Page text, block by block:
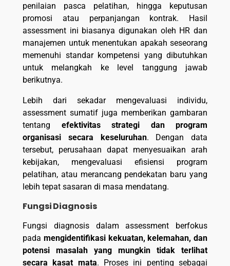
penilaian pasca pelatihan, hingga keputusan
promosi atau perpanjangan kontrak. Hasil
assessment ini biasanya digunakan oleh HR dan
manajemen untuk menentukan apakah seseorang
memenuhi standar kompetensi yang dibutuhkan
untuk melangkah ke level tanggung jawab
berikutnya.
Lebih dari sekadar mengevaluasi individu,
assessment sumatif juga memberikan gambaran
tentang efektivitas strategi dan program
organisasi secara keseluruhan. Dengan data
tersebut, perusahaan dapat menyesuaikan arah
kebijakan, mengevaluasi efisiensi program
pelatihan, atau merancang pendekatan baru yang
lebih tepat sasaran di masa mendatang.
Fungsi Diagnosis
Fungsi diagnosis dalam assessment berfokus
pada mengidentifikasi kekuatan, kelemahan, dan
potensi masalah yang mungkin tidak terlihat
secara kasat mata. Proses ini penting sebagai